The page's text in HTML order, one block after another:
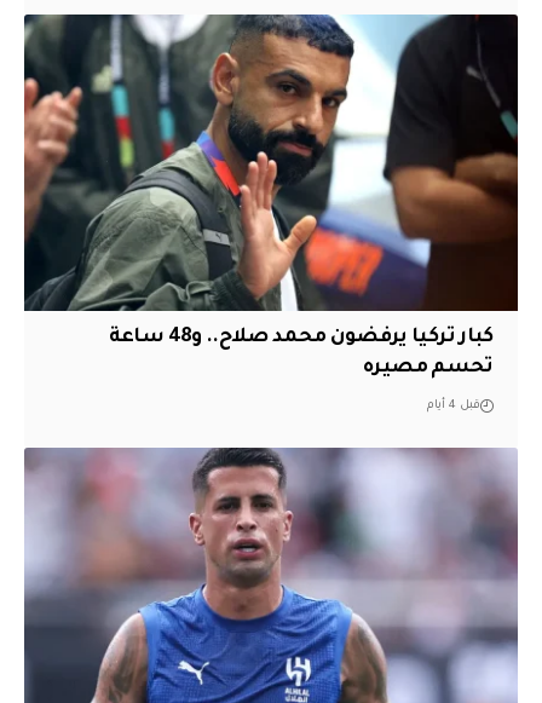
كبار تركيا يرفضون محمد صلاح.. و48 ساعة
تحسم مصيره
قبل 4 أيام